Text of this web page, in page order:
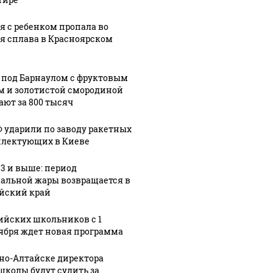
с ребенком пропала во
сплава в Красноярском
Барнаулом с фруктовым
и золотистой смородиной
за 800 тысяч
ударили по заводу ракетных
в Киеве
и выше: период
жары возвращается в
край
школьников с 1
ждет новая программа
Алтайске директора
будут судить за